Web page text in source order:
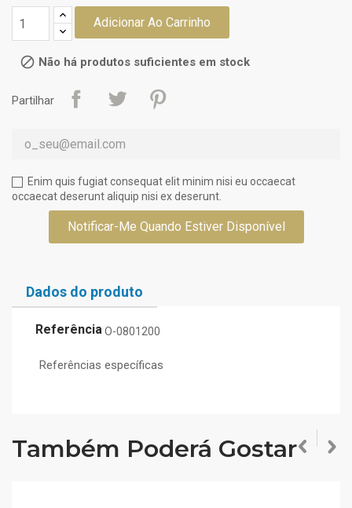
Adicionar Ao Carrinho
 Não há produtos suficientes em stock
Partilhar
Enim quis fugiat consequat elit minim nisi eu occaecat
occaecat deserunt aliquip nisi ex deserunt.
Notificar-Me Quando Estiver Disponível
Dados do produto
ReferênciaO-0801200
Referências específicas
Também Poderá Gostar